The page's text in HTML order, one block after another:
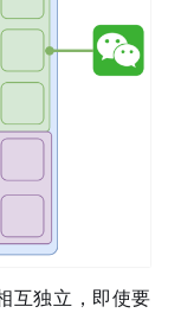
互独立，即使要